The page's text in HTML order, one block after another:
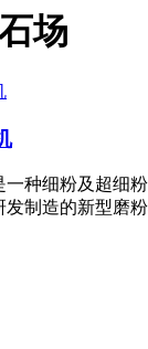
场
一种细粉及超细
发制造的新型磨